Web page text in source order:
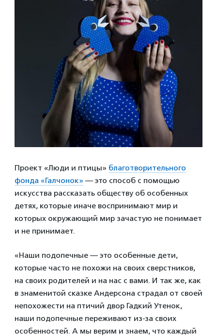
Проект «Люди и птицы» благотворительного
фонда «Галчонок» — это способ с помощью
искусства рассказать обществу об особенных
детях, которые иначе воспринимают мир и
которых окружающий мир зачастую не понимает
и не принимает.
«Наши подопечные — это особенные дети,
которые часто не похожи на своих сверстников,
на своих родителей и на нас с вами. И так же, как
в знаменитой сказке Андерсона страдал от своей
непохожести на птичий двор Гадкий Утенок,
наши подопечные переживают из-за своих
особенностей. А мы верим и знаем, что каждый